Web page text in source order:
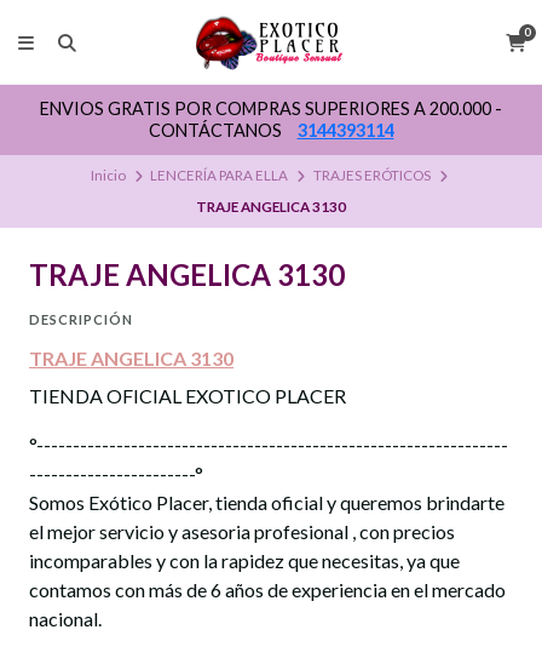
0
ENVIOS GRATIS POR COMPRAS SUPERIORES A 200.000 -
CONTÁCTANOS
3144393114
Inicio LENCERÍA PARA ELLA
TRAJES ERÓTICOS
TRAJE ANGELICA 3130
TRAJE ANGELICA 3130
DESCRIPCIÓN
TRAJE ANGELICA 3130
TIENDA OFICIAL EXOTICO PLACER
°-----------------------------------------------------------------
-----------------------°
Somos Exótico Placer, tienda oficial y queremos brindarte
el mejor servicio y asesoria profesional , con precios
incomparables y con la rapidez que necesitas, ya que
contamos con más de 6 años de experiencia en el mercado
nacional.